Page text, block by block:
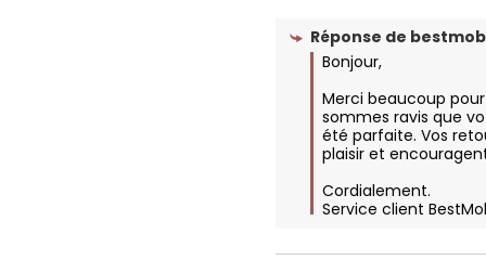
Réponse de
Bonjour,
Merci beaucoup
sommes ravis que
été parfaite. Vos
plaisir et
Cordialement.
Service client